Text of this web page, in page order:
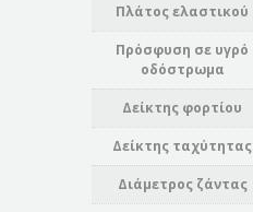
Πλάτος ελαστικού
Πρόσφυση σε υγρό
οδόστρωμα
Δείκτης φορτίου
Δείκτης ταχύτητας
Διάμετρος ζάντας